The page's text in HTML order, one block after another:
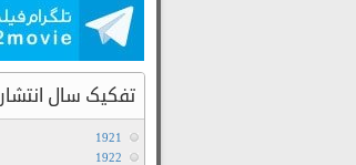
تفکیک سال انتشار
1921
1922